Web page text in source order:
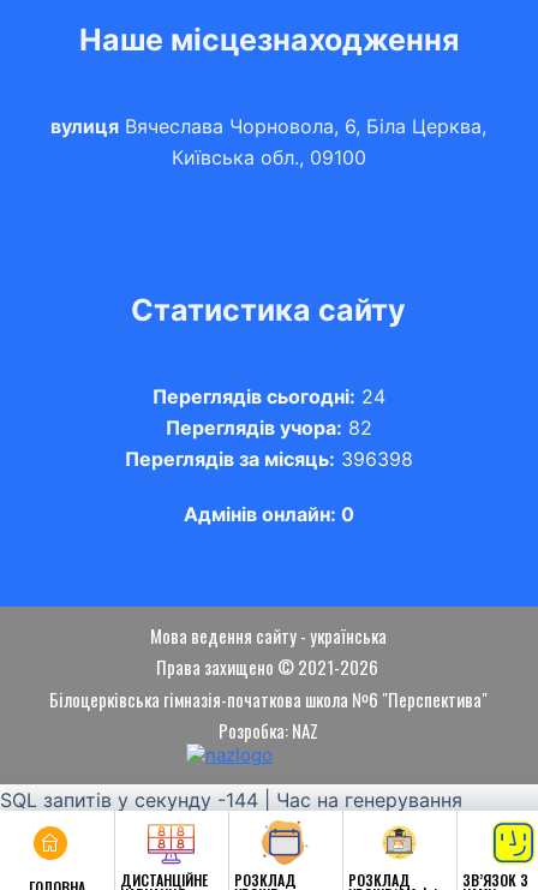
ДИСТАНЦІЙНЕ РОЗКЛАД РОЗКЛАД ЗВ’ЯЗОК З
Наше місцезнаходження
вулиця Вячеслава Чорновола, 6, Біла Церква,
Київська обл., 09100
Статистика сайту
Переглядів сьогодні: 24
Переглядів учора: 82
Переглядів за місяць: 396398
Адмінів онлайн: 0
Мова ведення сайту - українська
Права захищено © 2021-2026
Білоцерківська гімназія-початкова школа №6 "Перспектива"
Розробка: NAZ
SQL запитів у секунду -144 | Час на генерування
сторінки -2,373 сек.| Пам'яті зайнято -124.62 МБ